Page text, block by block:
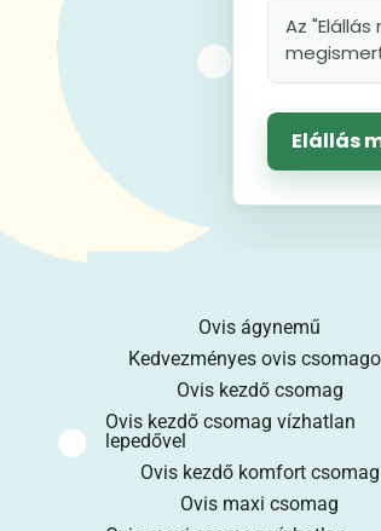
Az
Elállás
Ovis ágynemű
Kedvezményes ovis
Ovis kezdő csomag
Ovis kezdő csomag vízhatlan
lepedővel
Ovis kezdő komfort csomag
Ovis maxi csomag